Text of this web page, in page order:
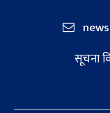
सूचना